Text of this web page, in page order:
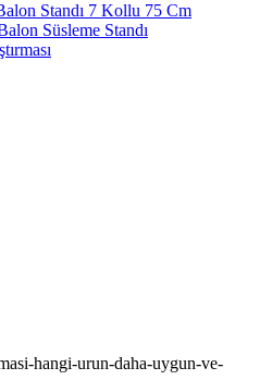
Standı 7 Kollu 75 Cm
Süsleme Standı
hangi-urun-daha-uygun-ve-